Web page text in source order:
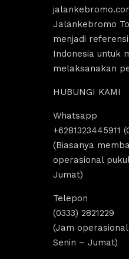
Jalankebromo
menjadi
Indonesia untuk
melaksanakan
HUBUNGI KAMI
Whatsapp
+6281323445911
(Biasanya
operasional
Jumat)
Telepon
(0333) 2821229
(Jam
Senin – Jumat)
menyediakan sewa
Jeep malang.
aktivitas tour
dan trip bromo.
destinasi Air terjun
amazing banget